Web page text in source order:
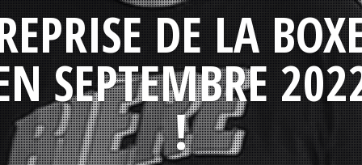
DE LA
SEPTEMBRE
!